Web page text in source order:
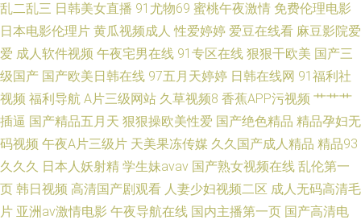
激情五月深爱激情网 精品一区二区三区香蕉 精品国产久久
乱二乱三 日韩美女直播 91尤物69 蜜桃午夜激情 免费伦理电影
日本电影伦理片 黄瓜视频成人 性爱婷婷 爱豆在线看 麻豆影院爱
爱 成人软件视频 午夜宅男在线 91专区在线 狠狠干欧美 国产三
级国产 国产欧美日韩在线 97五月天婷婷 日韩在线网 91福利社
视频 福利导航 A片三级网站 久草视频8 香蕉APP污视频 艹艹艹
插逼 国产精品五月天 狠狠操欧美性爱 国产绝色精品 精品孕妇无
码视频 午夜A片三级片 天美果冻传媒 久久国产成人精品 精品93
久久久 日本人妖射精 学生妹avav 国产熟女视频在线 乱伦第一
页 韩日视频 高清国产剧观看 人妻少妇视频二区 成人无码高清毛
片 亚洲av激情电影 午夜导航在线 国内主播第一页 国产高清电